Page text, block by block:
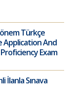
Türkçe
Application And
Exam
İlanla Sınava